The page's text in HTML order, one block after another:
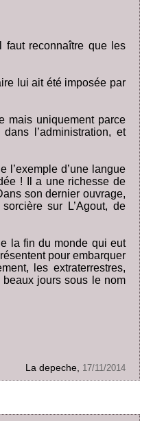
faut reconnaître que les
lui ait été imposée par
mais uniquement parce
l’administration, et
l’exemple d’une langue
! Il a une richesse de
son dernier ouvrage,
sur L’Agout, de
la fin du monde qui eut
pour embarquer
les extraterrestres,
jours sous le nom
La depeche, 17/11/2014